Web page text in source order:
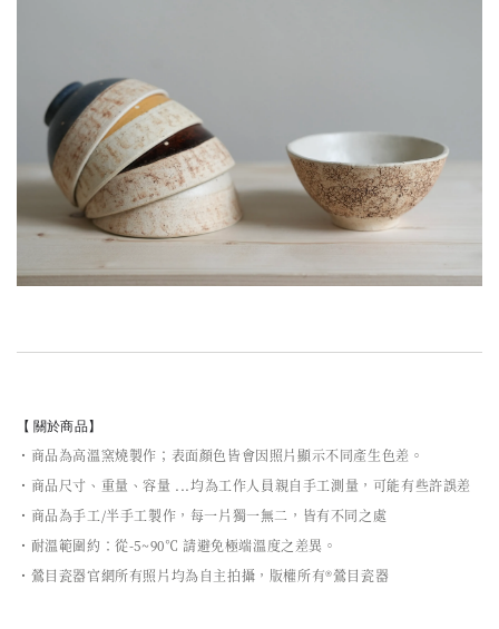
【 關於商品】
・商品為高溫窯燒製作；表面顏色皆會因照片顯示不同產生色差。
・商品尺寸、重量、容量 ...均為工作人員親自手工測量，可能有些許誤差
・商品為手工/半手工製作，每一片獨一無二，皆有不同之處
・耐溫範圍約：從-5~90℃ 請避免極端溫度之差異。
・鶯目瓷器官網所有照片均為自主拍攝，版權所有®鶯目瓷器